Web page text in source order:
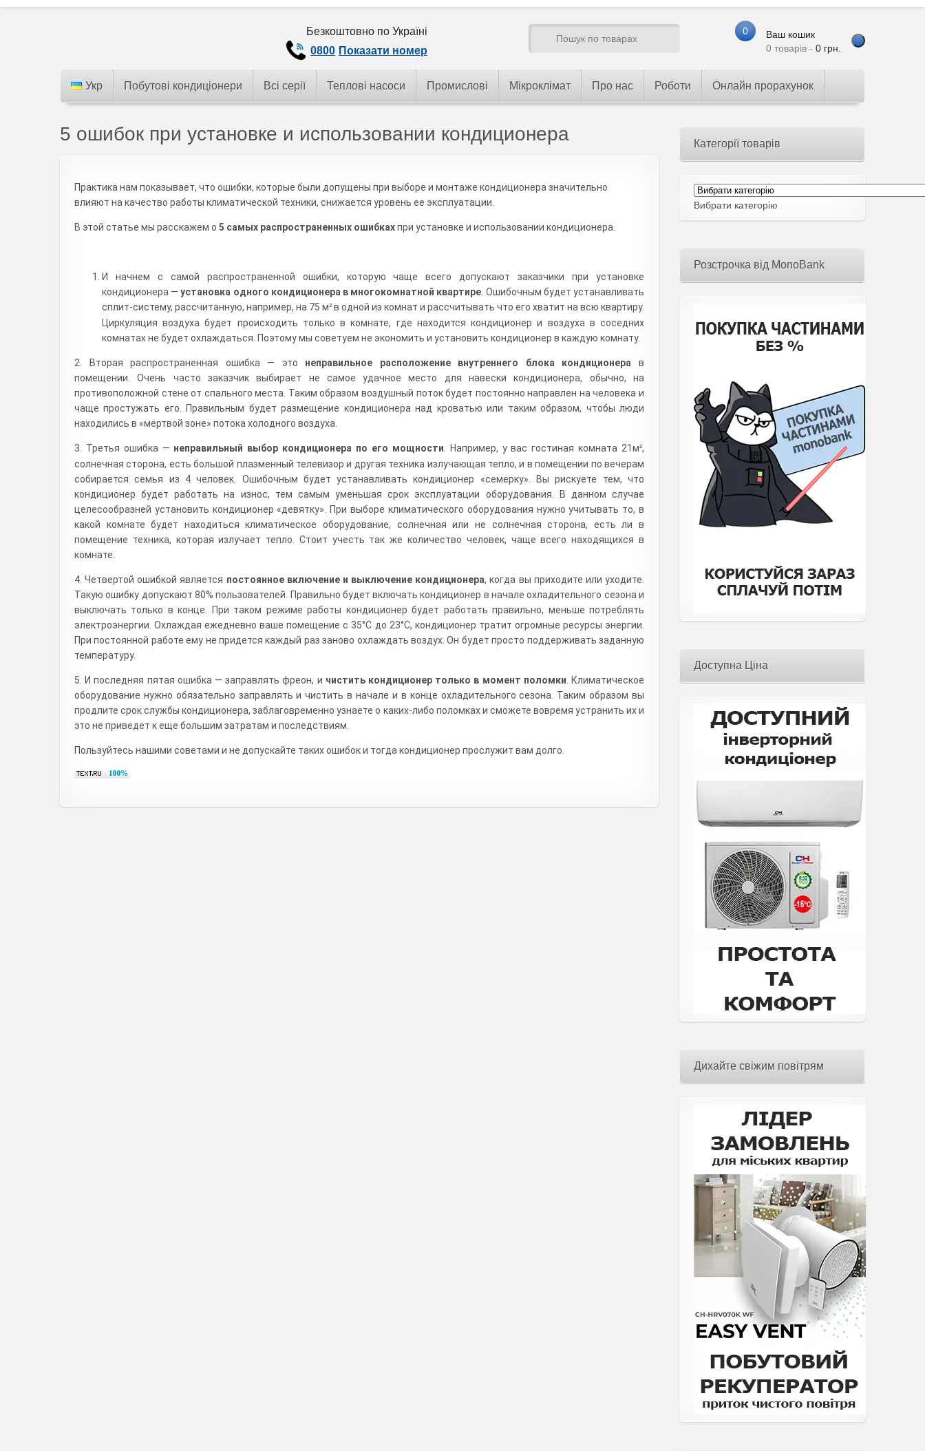
0
Ваш кошик
0 товарів - 0 грн.
Безкоштовно по Україні
0800 Показати номер
Укр Побутові кондиціонери Всі серії Теплові насоси Промислові Мікроклімат Про нас Роботи Онлайн прорахунок
5 ошибок при установке и использовании кондиционера
Практика нам показывает, что ошибки, которые были допущены при выборе и монтаже кондиционера значительно
влияют на качество работы климатической техники, снижается уровень ее эксплуатации.
В этой статье мы расскажем о 5 самых распространенных ошибкахпри установке и использовании кондиционера.
И начнем с самой распространенной ошибки, которую чаще всего допускают заказчики при установке
кондиционера —установка одного кондиционера в многокомнатной квартире . Ошибочным будет устанавливать
сплит-систему, рассчитанную, например, на 75 м² в одной из комнат и рассчитывать что его хватит на всю квартиру.
Циркуляция воздуха будет происходить только в комнате, где находится кондиционер и воздуха в соседних
комнатах не будет охлаждаться. Поэтому мы советуем не экономить и установить кондиционер в каждую комнату.
2. Вторая распространенная ошибка — это неправильное расположение внутреннего блока кондиционера в
помещении. Очень часто заказчик выбирает не самое удачное место для навески кондиционера, обычно, на
противоположной стене от спального места. Таким образом воздушный поток будет постоянно направлен на человека и
чаще простужать его. Правильным будет размещение кондиционера над кроватью или таким образом, чтобы люди
находились в «мертвой зоне» потока холодного воздуха.
3. Третья ошибка — неправильный выбор кондиционера по его мощности . Например, у вас гостиная комната 21м²,
солнечная сторона, есть большой плазменный телевизор и другая техника излучающая тепло, и в помещении по вечерам
собирается семья из 4 человек. Ошибочным будет устанавливать кондиционер «семерку». Вы рискуете тем, что
кондиционер будет работать на износ, тем самым уменьшая срок эксплуатации оборудования. В данном случае
целесообразней установить кондиционер «девятку». При выборе климатического оборудования нужно учитывать то, в
какой комнате будет находиться климатическое оборудование, солнечная или не солнечная сторона, есть ли в
помещение техника, которая излучает тепло. Стоит учесть так же количество человек, чаще всего находящихся в
комнате.
4. Четвертой ошибкой является постоянное включение и выключение кондиционера, когда вы приходите или уходите.
Такую ошибку допускают 80% пользователей. Правильно будет включать кондиционер в начале охладительного сезона и
выключать только в конце. При таком режиме работы кондиционер будет работать правильно, меньше потреблять
электроэнергии. Охлаждая ежедневно ваше помещение с 35°C до 23°C, кондиционер тратит огромные ресурсы энергии.
При постоянной работе ему не придется каждый раз заново охлаждать воздух. Он будет просто поддерживать заданную
температуру.
5. И последняя пятая ошибка — заправлять фреон, и чистить кондиционер только в момент поломки . Климатическое
оборудование нужно обязательно заправлять и чистить в начале и в конце охладительного сезона. Таким образом вы
продлите срок службы кондиционера, заблаговременно узнаете о каких-либо поломках и сможете вовремя устранить их и
это не приведет к еще большим затратам и последствиям.
Пользуйтесь нашими советами и не допускайте таких ошибок и тогда кондиционер прослужит вам долго.
Категорії товарів
Вибрати категорію
Розстрочка від MonoBank
Доступна Ціна
Дихайте свіжим повітрям